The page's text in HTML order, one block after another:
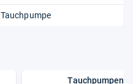
Tauchpumpe
Tauchpumpen